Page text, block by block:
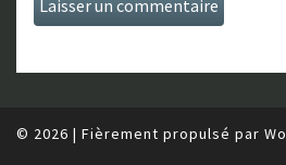
© 2026 | Fièrement propulsé par